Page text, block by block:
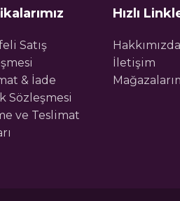
Satış
& İade
Sözleşmesi
ve Teslimat
Hızlı
Hakkımızda
İletişim